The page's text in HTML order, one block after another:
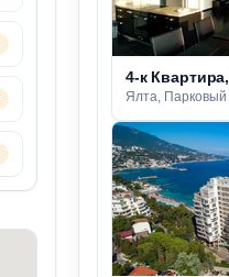
4-к
Ялта, Парковый